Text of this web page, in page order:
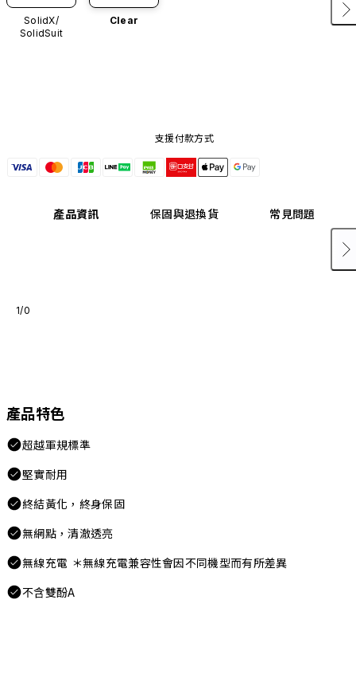
SolidX/
SolidSuit
Clear
支援付款方式
產品資訊 保固與退換貨 常見問題
1/0
產品特色
超越軍規標準
堅實耐用
終結黃化，終身保固
無網點，清澈透亮
無線充電 ＊無線充電兼容性會因不同機型而有所差異
不含雙酚A